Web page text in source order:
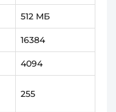
512 МБ
16384
4094
255